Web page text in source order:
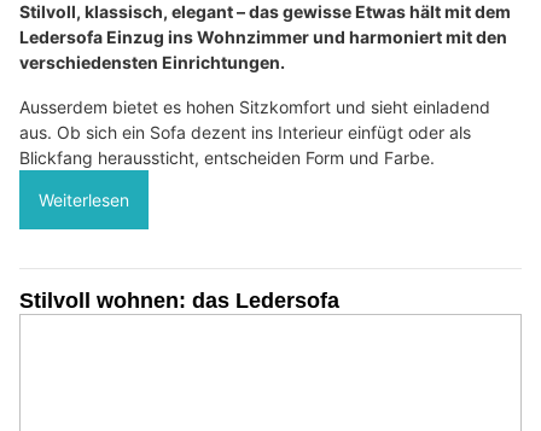
Stilvoll, klassisch, elegant – das gewisse Etwas hält mit dem
Ledersofa Einzug ins Wohnzimmer und harmoniert mit den
verschiedensten Einrichtungen.
Ausserdem bietet es hohen Sitzkomfort und sieht einladend
aus. Ob sich ein Sofa dezent ins Interieur einfügt oder als
Blickfang heraussticht, entscheiden Form und Farbe.
Weiterlesen
Stilvoll wohnen: das Ledersofa